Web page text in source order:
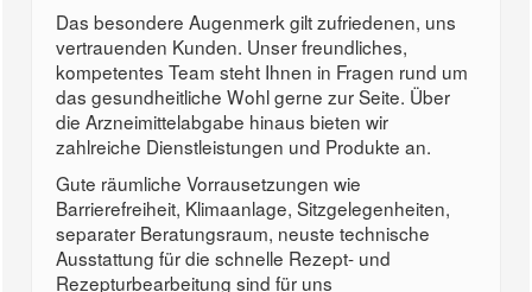
Das besondere Augenmerk gilt zufriedenen, uns
vertrauenden Kunden. Unser freundliches,
kompetentes Team steht Ihnen in Fragen rund um
das gesundheitliche Wohl gerne zur Seite. Über
die Arzneimittelabgabe hinaus bieten wir
zahlreiche Dienstleistungen und Produkte an.
Gute räumliche Vorrausetzungen wie
Barrierefreiheit, Klimaanlage, Sitzgelegenheiten,
separater Beratungsraum, neuste technische
Ausstattung für die schnelle Rezept- und
Rezepturbearbeitung sind für uns